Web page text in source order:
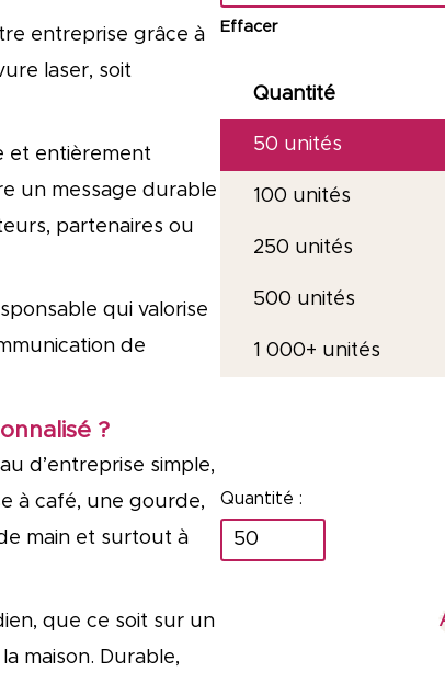
entreprise grâce à
laser, soit
et entièrement
un message durable
partenaires ou
qui valorise
de
?
d’entreprise simple,
à café, une gourde,
main et surtout à
que ce soit sur un
maison. Durable,
Effacer
Quantité
50 unités
100 unités
250 unités
500 unités
1 000+ unités
quantité